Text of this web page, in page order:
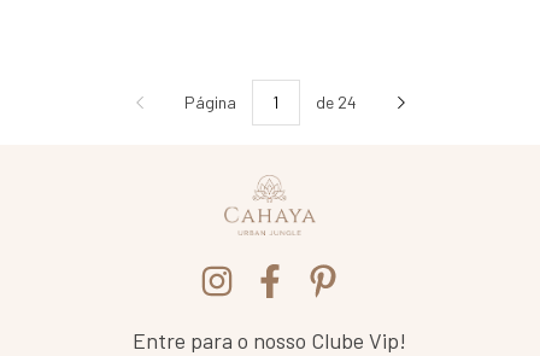
Página de 24
Entre para o nosso Clube Vip!